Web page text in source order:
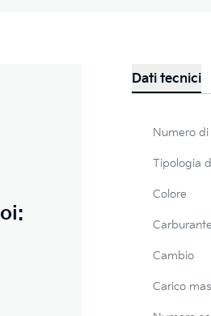
Dati tecnici
Numero
Tipologia
Colore
Carburante
Cambio
Carico